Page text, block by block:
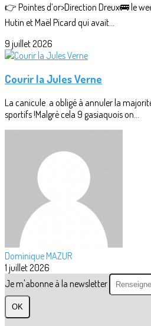
👉 Pointes d’or>Direction Dreux🚌 le
Hutin et Maël Picard qui avait...
9 juillet 2026
Courir la Jules Verne
La canicule a obligé à annuler la
sportifs !Malgrè cela 9 gasiaquois on...
Dominique MAZUR
1 juillet 2026
Je m'abonne à la newsletter
OK